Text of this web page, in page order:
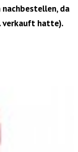
da
verkauft hatte).